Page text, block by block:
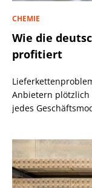
CHEMIE
Wie die
profitiert
Anbietern plötzlich
jedes